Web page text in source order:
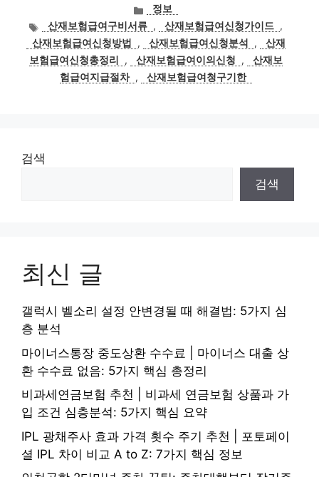
카
고
리
정보
태
그
산재보험급여구비서류 , 산재보험급여신청가이드 ,
산재보험급여신청방법
, 산재보험급여신청분석 ,
산재
보험급여신청총정리
, 산재보험급여이의신청 ,
산재보
험급여지급절차 , 산재보험급여청구기한
검색
검색
최신 글
갤럭시 벨소리 설정 안변경될 때 해결법: 5가지 심
층 분석
마이너스통장 중도상환 수수료 | 마이너스 대출 상
환 수수료 없음: 5가지 핵심 총정리
비과세연금보험 추천 | 비과세 연금보험 상품과 가
입 조건 심층분석: 5가지 핵심 요약
IPL 광채주사 효과 가격 횟수 주기 추천 | 포토페이
셜 IPL 차이 비교 A to Z: 7가지 핵심 정보